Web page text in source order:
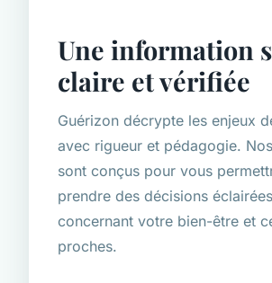
Une information
claire et vérifiée
Guérizon décrypte les enjeux
avec rigueur et pédagogie.
sont conçus pour vous
prendre des décisions éclairées
concernant votre bien-être et
proches.